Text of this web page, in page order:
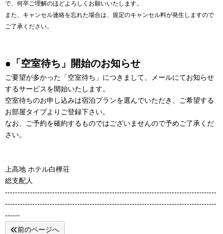
で、何卒ご理解のほどよろしくお願いいたします。
また、キャンセル連絡を忘れた場合は、規定のキャンセル料が発生しますので
ご了承ください。
●「空室待ち」開始のお知らせ
ご要望が多かった「空室待ち」につきまして、メールにてお知らせ
するサービスを開始いたします。
空室待ちのお申し込みは宿泊プランを選んでいただき、ご希望する
お部屋タイプよりご登録下さい。
なお、ご予約を確約するものではございませんので予めご了承くだ
さい。
上高地 ホテル白樺荘
総支配人
-------------------------------------------------------------------------------------
-------------------------------------------------------------------------------------
------
前のページへ